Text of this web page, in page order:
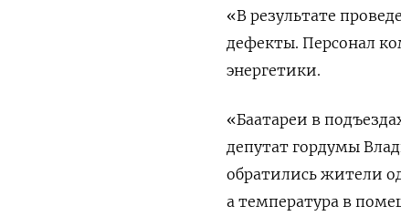
«В результате
дефекты. Персонал
энергетики.
«Баатареи в
депутат гордумы
обратились жители
а температура в